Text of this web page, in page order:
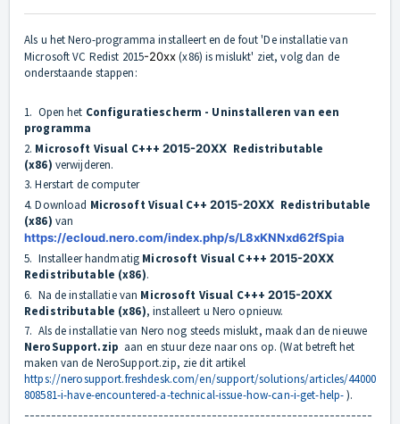
Als u het Nero-programma installeert en de fout 'De installatie van
Microsoft VC Redist 2015-20xx(x86) is mislukt' ziet, volg dan de
onderstaande stappen:
1. Open het Configuratiescherm - Uninstalleren van een
programma
2. Microsoft Visual C+++2015-20XX Redistributable
(x86) verwijderen.
3. Herstart de computer
4. Download Microsoft Visual C++2015-20XX Redistributable
(x86) van
https://ecloud.nero.com/index.php/s/L8xKNNxd62fSpia
5. Installeer handmatig Microsoft Visual C+++2015-20XX
Redistributable (x86).
6. Na de installatie van Microsoft Visual C+++2015-20XX
Redistributable (x86), installeert u Nero opnieuw.
7. Als de installatie van Nero nog steeds mislukt, maak dan de nieuwe
NeroSupport.zip aan en stuur deze naar ons op. (Wat betreft het
maken van de NeroSupport.zip, zie dit artikel
https://nerosupport.freshdesk.com/en/support/solutions/articles/44000
808581-i-have-encountered-a-technical-issue-how-can-i-get-help-).
-----------------------------------------------------------------